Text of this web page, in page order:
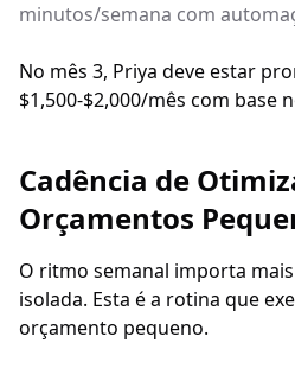
minutos/semana com
No mês 3, Priya deve estar
$1,500-$2,000/mês com base
Cadência de
Orçamentos
O ritmo semanal importa
isolada. Esta é a rotina que
orçamento pequeno.